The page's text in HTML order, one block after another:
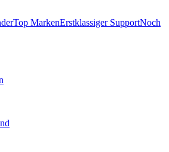
Top MarkenErstklassiger SupportNoch